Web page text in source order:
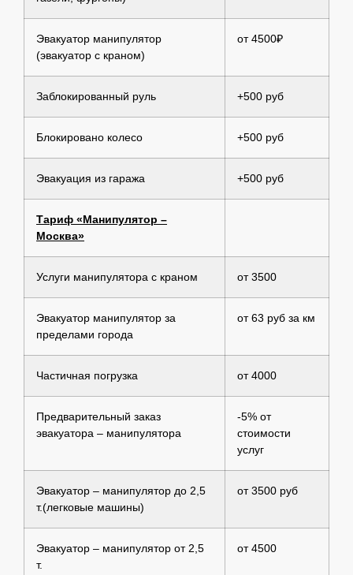
Эвакуатор манипулятор
(эвакуатор с краном)
от 4500₽
Заблокированный руль +500 руб
Блокировано колесо +500 руб
Эвакуация из гаража +500 руб
Тариф «Манипулятор –
Москва»
Услуги манипулятора с краном от 3500
Эвакуатор манипулятор за
пределами города
от 63 руб за км
Частичная погрузка от 4000
Предварительный заказ
эвакуатора – манипулятора
-5% от
стоимости
услуг
Эвакуатор – манипулятор до 2,5
т.(легковые машины)
от 3500 руб
Эвакуатор – манипулятор от 2,5
т.
от 4500